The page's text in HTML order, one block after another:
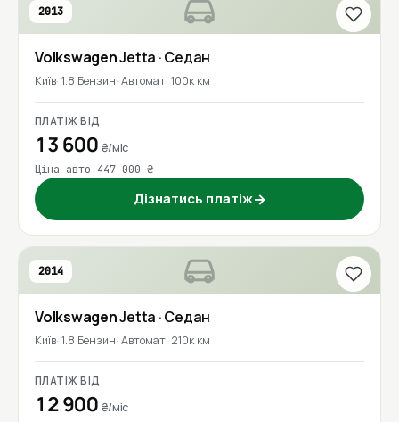
2013
VolkswagenJetta · Седан
Київ 1.8 Бензин Автомат 100к км
ПЛАТІЖ ВІД
13 600 ₴/міс
Ціна авто 447 000 ₴
Дізнатись платіж→
2014
VolkswagenJetta · Седан
Київ 1.8 Бензин Автомат 210к км
ПЛАТІЖ ВІД
12 900 ₴/міс